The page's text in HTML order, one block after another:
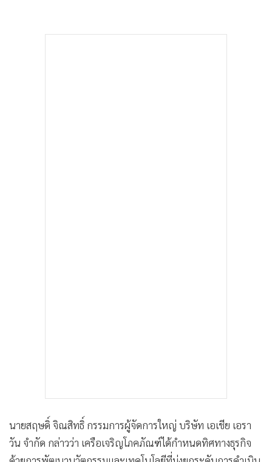
นายสฤษดิ์ จิณสิทธิ์ กรรมการผู้จัดการใหญ่ บริษัท เอเชีย เอรา
วัน จำกัด กล่าวว่า เครือเจริญโภคภัณฑ์ได้กำหนดทิศทางธุรกิจ